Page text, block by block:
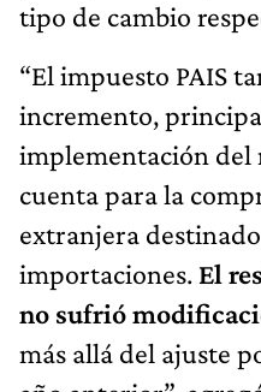
tipo de cambio
“El impuesto PAIS
incremento,
implementación del
cuenta para la
extranjera
importaciones. El
no sufrió
más allá del ajuste